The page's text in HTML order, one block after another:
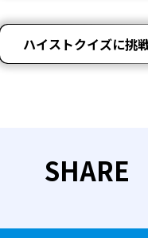
ハイストクイズに挑
SHARE